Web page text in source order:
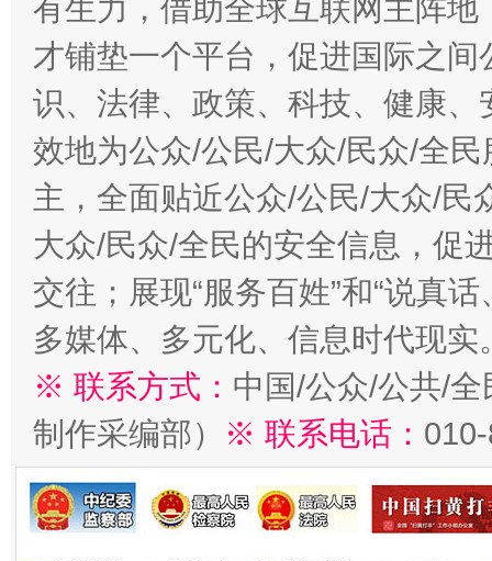
有生力，借助全球互联网主阵
才铺垫一个平台，促进国际之
识、法律、政策、科技、健康
效地为公众/公民/大众/民众/全
主，全面贴近公众/公民/大众/民
大众/民众/全民的安全信息，促
交往；展现“服务百姓”和“说真
多媒体、多元化、信息时代现实
※ 联系方式： 中国/公众/公共/
制作采编部）
※ 联系电话：